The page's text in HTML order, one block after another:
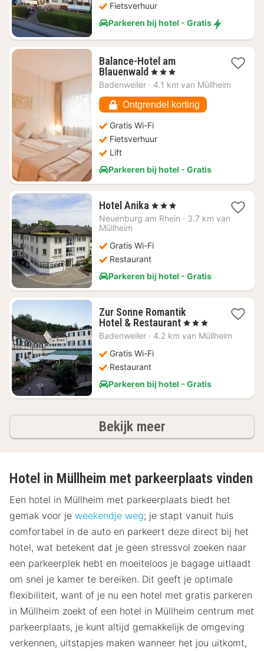
Fietsverhuur
Parkeren bij hotel - Gratis
Balance-Hotel am
Blauenwald 1
nacht
€
133,35
, 3 Sterren
Badenweiler · 4.1 km van Müllheim
Ontgrendel korting
Gratis Wi-Fi
Fietsverhuur
Lift
Parkeren bij hotel - Gratis
Hotel Anika 1
nacht
127,85
, 3 Sterren
Neuenburg am Rhein · 3.7 km van
Müllheim
Gratis Wi-Fi
Restaurant
Parkeren bij hotel - Gratis
Zur Sonne Romantik
Hotel & Restaurant1
nacht
, 3 Sterren
Badenweiler · 4.2 km van Müllheim
Gratis Wi-Fi
Restaurant
Parkeren bij hotel - Gratis
Bekijk meerhotels
Hotel in Müllheim met parkeerplaats vinden
Een hotel in Müllheim met parkeerplaats biedt het
gemak voor je weekendje weg; je stapt vanuit huis
comfortabel in de auto en parkeert deze direct bij het
hotel, wat betekent dat je geen stressvol zoeken naar
een parkeerplek hebt en moeiteloos je bagage uitlaadt
om snel je kamer te bereiken. Dit geeft je optimale
flexibiliteit, want of je nu een hotel met gratis parkeren
in Müllheim zoekt of een hotel in Müllheim centrum met
parkeerplaats, je kunt altijd gemakkelijk de omgeving
verkennen, uitstapjes maken wanneer het jou uitkomt,